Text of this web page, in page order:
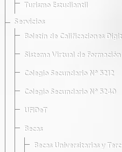
Turismo Estudiantil
Servicios
Boletín de Calificaciones
Sistema Virtual de
Colegio Secundario Nº 5212
Colegio Secundario Nº 5240
UFIDeT
Becas
Becas Universitarias y